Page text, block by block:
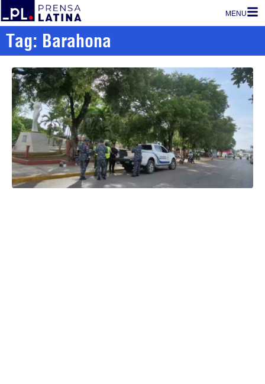
MENU
Tag: Barahona